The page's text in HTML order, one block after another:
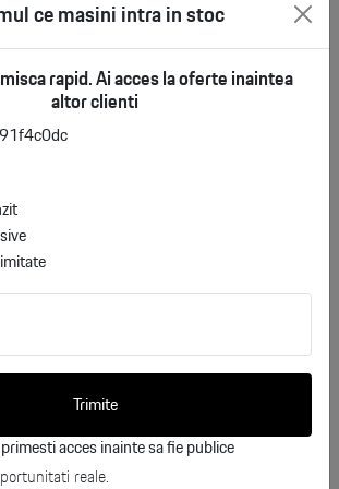
LED
Y-spoke de 18” (tip 921)
Arctic Race
plafon din aluminiu satinat
și închidere fără atingere a hayonului
like more information about
below, and one of our consultants will
contact you shortly.
ce masini intra in stoc
rapid. Ai acces la oferte inaintea
altor clienti
Trimite
acces inainte sa fie publice
reale.